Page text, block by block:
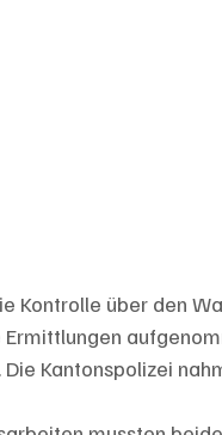
Kontrolle über den
Ermittlungen
Kantonspolizei